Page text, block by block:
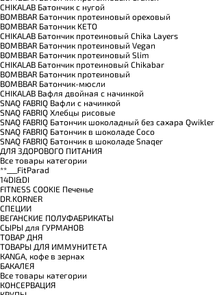
CHIKALAB Батончик с нугой
BOMBBAR Батончик протеиновый ореховый
BOMBBAR Батончик KETO
CHIKALAB Батончик протеиновый Chika Layers
BOMBBAR Батончик протеиновый Vegan
BOMBBAR Батончик протеиновый Slim
CHIKALAB Батончик протеиновый Chikabar
BOMBBAR Батончик протеиновый
BOMBBAR Батончик-мюсли
CHIKALAB Вафля двойная с начинкой
SNAQ FABRIQ Вафли с начинкой
SNAQ FABRIQ Хлебцы рисовые
SNAQ FABRIQ Батончик шоколадный без сахара Qwikler
SNAQ FABRIQ Батончик в шоколаде Coco
SNAQ FABRIQ Батончик в шоколаде Snaqer
ДЛЯ ЗДОРОВОГО ПИТАНИЯ
Все товары категории
**___FitParad
14DI&DI
FITNESS COOKIE Печенье
DR.KORNER
СПЕЦИИ
ВЕГАНСКИЕ ПОЛУФАБРИКАТЫ
СЫРЫ для ГУРМАНОВ
TОВАР ДНЯ
TОВАРЫ ДЛЯ ИММУНИТЕТА
КANGA, кофе в зернах
БАКАЛЕЯ
Все товары категории
КОНСЕРВАЦИЯ